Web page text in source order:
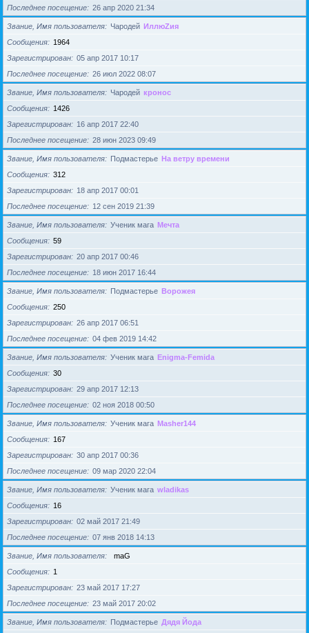
Последнее посещение
26 апр 2020 21:34
Звание, Имя пользователя Чародей ИллюZия
Сообщения
1964
Зарегистрирован
05 апр 2017 10:17
Последнее посещение
26 июл 2022 08:07
Звание, Имя пользователя Чародей кронос
Сообщения
1426
Зарегистрирован
16 апр 2017 22:40
Последнее посещение
28 июн 2023 09:49
Звание, Имя пользователя Подмастерье На ветру времени
Сообщения
312
Зарегистрирован
18 апр 2017 00:01
Последнее посещение
12 сен 2019 21:39
Звание, Имя пользователя Ученик мага Мечта
Сообщения
59
Зарегистрирован
20 апр 2017 00:46
Последнее посещение
18 июн 2017 16:44
Звание, Имя пользователя Подмастерье Ворожея
Сообщения
250
Зарегистрирован
26 апр 2017 06:51
Последнее посещение
04 фев 2019 14:42
Звание, Имя пользователя Ученик мага Enigma-Femida
Сообщения
30
Зарегистрирован
29 апр 2017 12:13
Последнее посещение
02 ноя 2018 00:50
Звание, Имя пользователя Ученик мага Masher144
Сообщения
167
Зарегистрирован
30 апр 2017 00:36
Последнее посещение
09 мар 2020 22:04
Звание, Имя пользователя Ученик мага wladikas
Сообщения
16
Зарегистрирован
02 май 2017 21:49
Последнее посещение
07 янв 2018 14:13
Звание, Имя пользователя
maG
Сообщения
1
Зарегистрирован
23 май 2017 17:27
Последнее посещение
23 май 2017 20:02
Звание, Имя пользователя Подмастерье Дядя Йода